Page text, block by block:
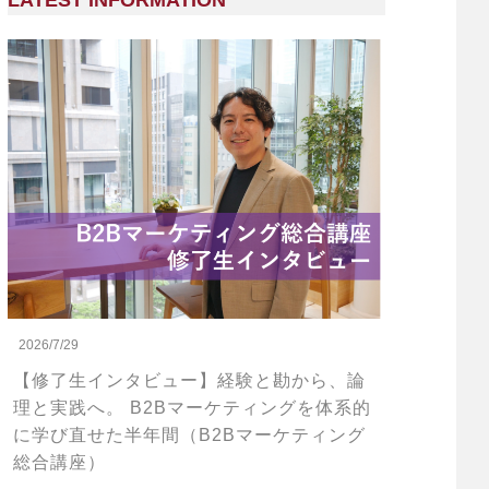
2026/7/29
【修了生インタビュー】経験と勘から、論
理と実践へ。 B2Bマーケティングを体系的
に学び直せた半年間（B2Bマーケティング
総合講座）